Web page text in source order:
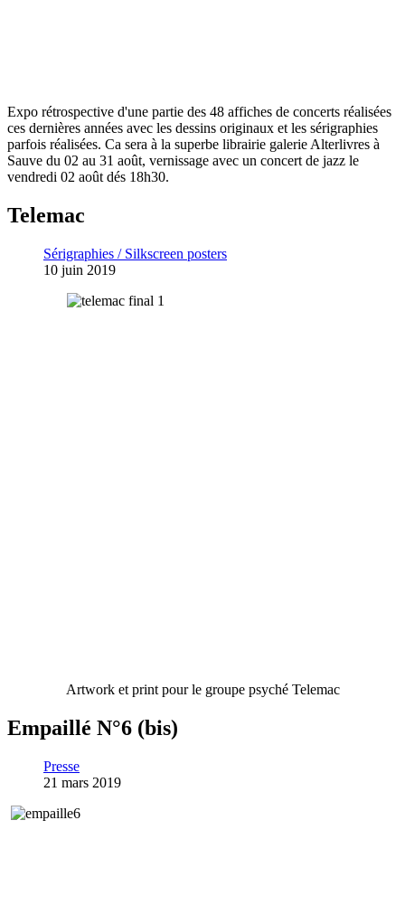
Expo rétrospective d'une partie des 48 affiches de concerts réalisées
ces dernières années avec les dessins originaux et les sérigraphies
parfois réalisées. Ca sera à la superbe librairie galerie Alterlivres à
Sauve du 02 au 31 août, vernissage avec un concert de jazz le
vendredi 02 août dés 18h30.
Telemac
Sérigraphies / Silkscreen posters
10 juin 2019
Artwork et print pour le groupe psyché Telemac
Empaillé N°6 (bis)
Presse
21 mars 2019